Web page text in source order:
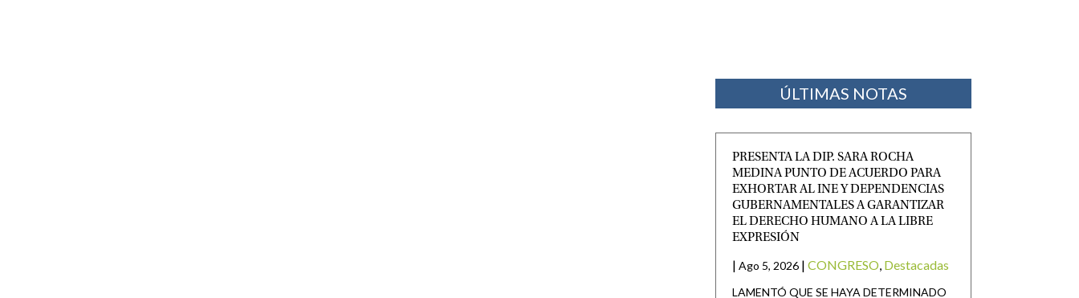
ÚLTIMAS NOTAS
PRESENTA LA DIP. SARA ROCHA
MEDINA PUNTO DE ACUERDO PARA
EXHORTAR AL INE Y DEPENDENCIAS
GUBERNAMENTALES A GARANTIZAR
EL DERECHO HUMANO A LA LIBRE
EXPRESIÓN
| Ago 5, 2026 | CONGRESO, Destacadas
LAMENTÓ QUE SE HAYA DETERMINADO